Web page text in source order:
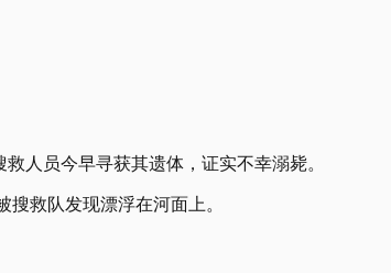
人员今早寻获其遗体，证实不幸溺毙。
救队发现漂浮在河面上。